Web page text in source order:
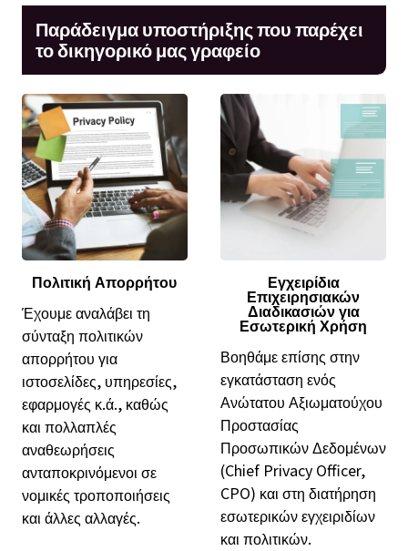
Παράδειγμα υποστήριξης που παρέχει
το δικηγορικό μας γραφείο
Πολιτική Απορρήτου
Έχουμε αναλάβει τη
σύνταξη πολιτικών
απορρήτου για
ιστοσελίδες, υπηρεσίες,
εφαρμογές κ.ά., καθώς
και πολλαπλές
αναθεωρήσεις
ανταποκρινόμενοι σε
νομικές τροποποιήσεις
και άλλες αλλαγές.
Εγχειρίδια
Επιχειρησιακών
Διαδικασιών για
Εσωτερική Χρήση
Βοηθάμε επίσης στην
εγκατάσταση ενός
Ανώτατου Αξιωματούχου
Προστασίας
Προσωπικών Δεδομένων
(Chief Privacy Officer,
CPO) και στη διατήρηση
εσωτερικών εγχειριδίων
και πολιτικών.